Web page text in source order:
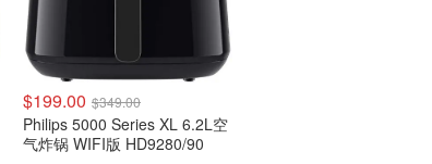
$199.00 $349.00
Philips 5000 Series XL 6.2L空
气炸锅 WIFI版 HD9280/90